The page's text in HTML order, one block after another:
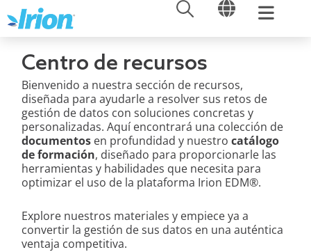
al
contenido
ABRIR ABRIR
Centro de recursos
Bienvenido a nuestra sección de recursos,
diseñada para ayudarle a resolver sus retos de
gestión de datos con soluciones concretas y
personalizadas. Aquí encontrará una colección de
documentos en profundidad y nuestrocatálogo
de formación, diseñado para proporcionarle las
herramientas y habilidades que necesita para
optimizar el uso de la plataforma Irion EDM®.
Explore nuestros materiales y empiece ya a
convertir la gestión de sus datos en una auténtica
ventaja competitiva.